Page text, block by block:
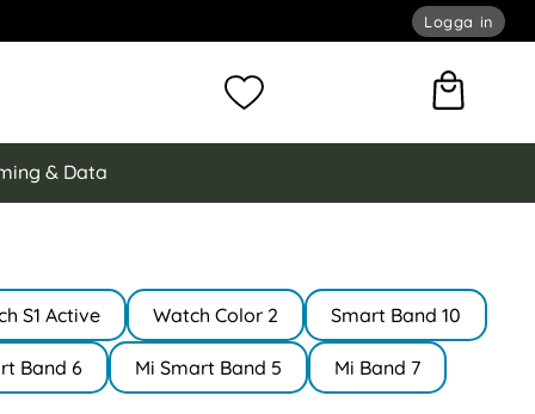
Logga in
sökning Mina favoriter
& Data
S1 Active Watch Color 2 Smart Band 10
Band 6 Mi Smart Band 5 Mi Band 7